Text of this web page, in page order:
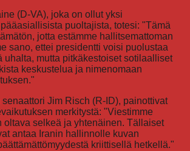
(D-VA), joka on ollut yksi
puoltajista, totesi: "Tämä
jotta estämme hallitsemattoman
sano, ettei presidentti voisi puolustaa
uhalta, mutta pitkäkestoiset sotilaalliset
keskustelua ja nimenomaan
Jim Risch (R-ID), painottivat
merkitystä: "Viestimme
oltava selkeä ja yhtenäinen. Tällaiset
antaa Iranin hallinnolle kuvan
kriittisellä hetkellä."